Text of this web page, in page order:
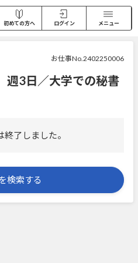
初めての方へ ログイン メニュー
お仕事No.2402250006
週3日／大学での秘書
了しました。
検索する